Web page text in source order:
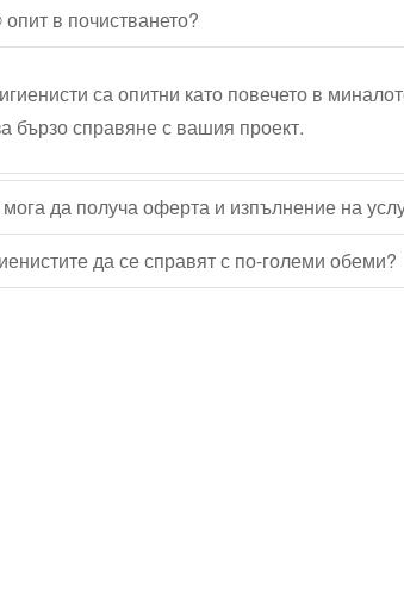
в почистването?
са опитни като повечето в
бързо справяне с вашия проект.
да получа оферта и изпълнение на
да се справят с по-големи обеми?